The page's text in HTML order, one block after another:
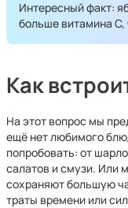
Интересный факт:
больше витамина
Как
На этот вопрос мы
ещё нет любимого
попробовать: от
салатов и смузи. Или
сохраняют большую
траты времени или